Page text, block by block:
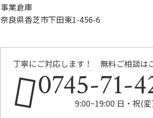
事業倉庫
奈良県香芝市下田東1-456-6
丁寧にご対応します！ 無料ご相談は
0745-71-
9:00~19:00 日・祝(